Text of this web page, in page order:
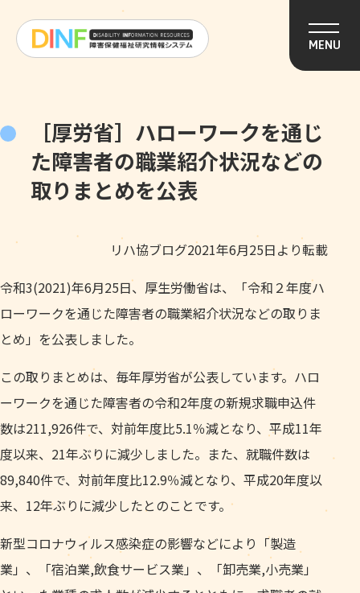
このページの本文へ移動
MENU
［厚労省］ハローワークを通じ
た障害者の職業紹介状況などの
取りまとめを公表
リハ協ブログ2021年6月25日より転載
令和3(2021)年6月25日、厚生労働省は、「令和２年度ハ
ローワークを通じた障害者の職業紹介状況などの取りま
とめ」を公表しました。
この取りまとめは、毎年厚労省が公表しています。ハロ
ーワークを通じた障害者の令和2年度の新規求職申込件
数は211,926件で、対前年度比5.1％減となり、平成11年
度以来、21年ぶりに減少しました。また、就職件数は
89,840件で、対前年度比12.9％減となり、平成20年度以
来、12年ぶりに減少したとのことです。
新型コロナウィルス感染症の影響などにより「製造
業」、「宿泊業,飲食サービス業」、「卸売業,小売業」